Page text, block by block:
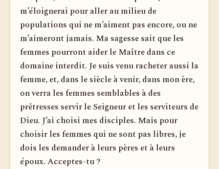
m’éloignerai pour aller au milieu de
populations qui ne m’aiment pas encore, ou ne
m’aimeront jamais. Ma sagesse sait que les
femmes pourront aider le Maître dans ce
domaine interdit. Je suis venu racheter aussi la
femme, et, dans le siècle à venir, dans mon ère,
on verra les femmes semblables à des
prêtresses servir le Seigneur et les serviteurs de
Dieu. J’ai choisi mes disciples. Mais pour
choisir les femmes qui ne sont pas libres, je
dois les demander à leurs pères et à leurs
époux. Acceptes-tu ?